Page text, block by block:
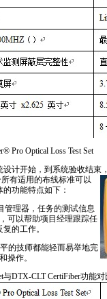
Pro Optical Loss Test Set
计开始，到系统验收结束
所有适用的布线标准可以
功能特点如下：
管理器，任务的测试信息
可以帮助项目经理跟踪任
的工作。
的技师都能轻而易举地完
操作。
与DTX-CLT CertiFiber功能对